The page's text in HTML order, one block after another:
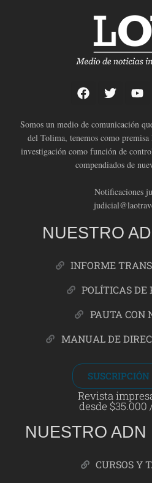
Somos un medio de comunicación
del Tolima, tenemos como
investigación como función de
compendiados de
Notificaciones
NUESTRO
INFORME
POLÍTICAS DE
PAUTA CON
MANUAL DE
Revista
desde
NUESTRO
CURSOS Y